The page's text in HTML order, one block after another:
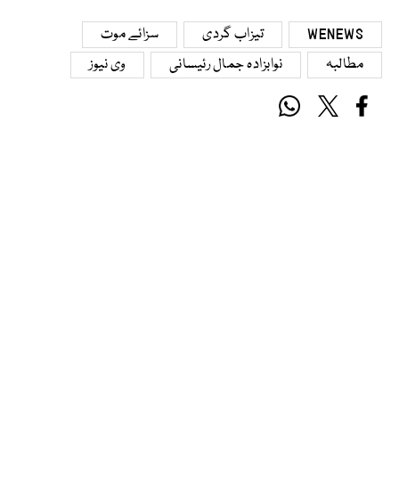
WENEWS تیزاب گردی
سزائے موت
مطالبہ
نوابزادہ جمال رئیسانی وی نیوز